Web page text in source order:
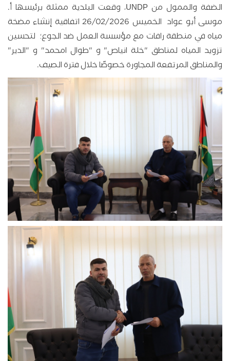
الضفة والممول من UNDP، وقعت البلدية ممثلة برئيسها أ.
موسى أبو عواد الخميس 26/02/2026 اتفاقية إنشاء مضخة
مياه في منطقة رافات مع مؤسسة العمل ضد الجوع؛ لتحسين
تزويد المياه لمناطق "خلة انياص" و "طوال امحمد" و "الدير"
والمناطق المرتفعة المجاورة خصوصًا خلال فترة الصيف.